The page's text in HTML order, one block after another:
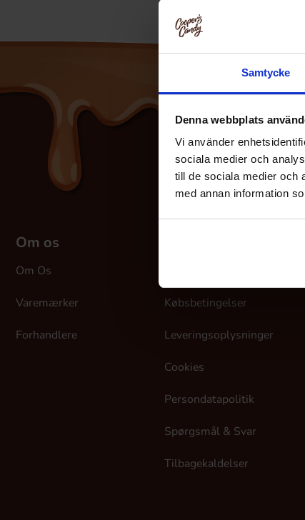
Samtycke
Denna webbplats
Vi använder
sociala medier och
till de sociala medier och
med annan information
Om os
Om Os
Varemærker
Forhandlere
Købsbetingelser
Leveringsoplysninger
Cookies
Persondatapolitik
Spørgsmål & Svar
Tilbagekaldelser